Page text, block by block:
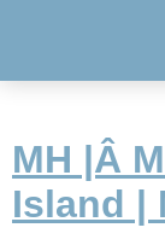
MH |Â
Island |